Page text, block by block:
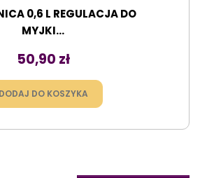
0,6 L REGULACJA DO
MYJKI...
Cena
50,90 zł
DODAJ DO KOSZYKA